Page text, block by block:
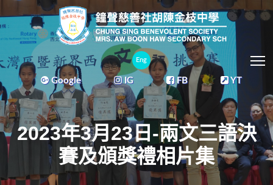
Eng
Google IG FB YT
2023年3月23日-兩文三語決
賽及頒獎禮相片集